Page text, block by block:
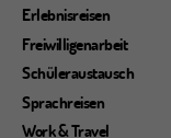
Erlebnisreisen
Freiwilligenarbeit
Schüleraustausch
Sprachreisen
Work & Travel